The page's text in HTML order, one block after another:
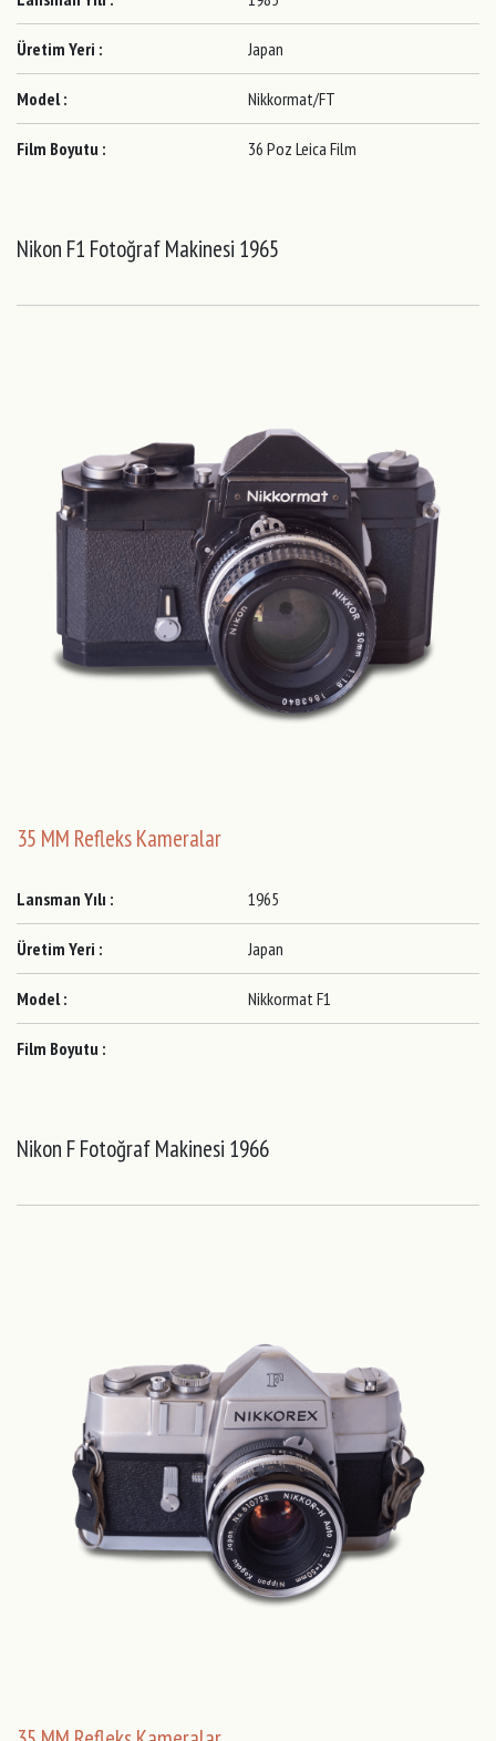
Üretim Yeri : Japan
Model : Nikkormat/FT
Film Boyutu : 36 Poz Leica Film
Nikon F1 Fotoğraf Makinesi 1965
35 MM Refleks Kameralar
Lansman Yılı : 1965
Üretim Yeri : Japan
Model : Nikkormat F1
Film Boyutu :
Nikon F Fotoğraf Makinesi 1966